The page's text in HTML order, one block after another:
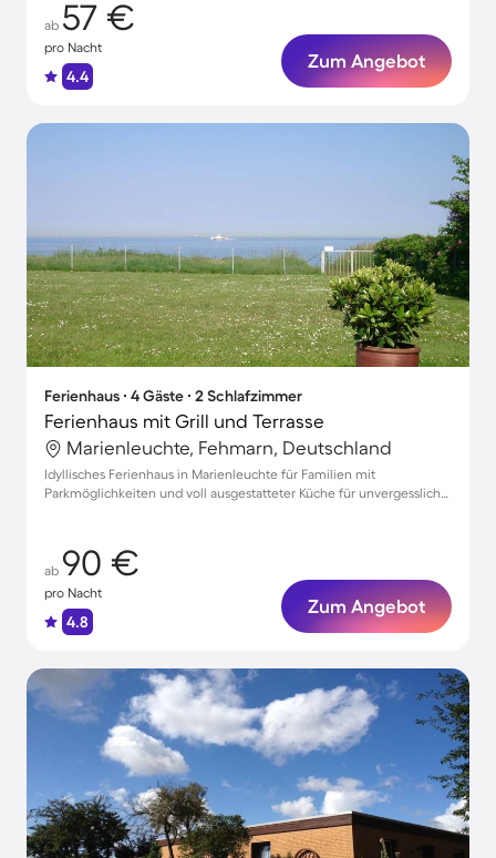
ab 57 €
pro Nacht
4.4
Zum Angebot
Ferienhaus ∙ 4 Gäste ∙ 2 Schlafzimmer
Ferienhaus mit Grill und Terrasse
Marienleuchte, Fehmarn, Deutschland
Idyllisches Ferienhaus in Marienleuchte für Familien mit
Parkmöglichkeiten und voll ausgestatteter Küche für unvergessliche
ab 90 €
pro Nacht
4.8
Zum Angebot